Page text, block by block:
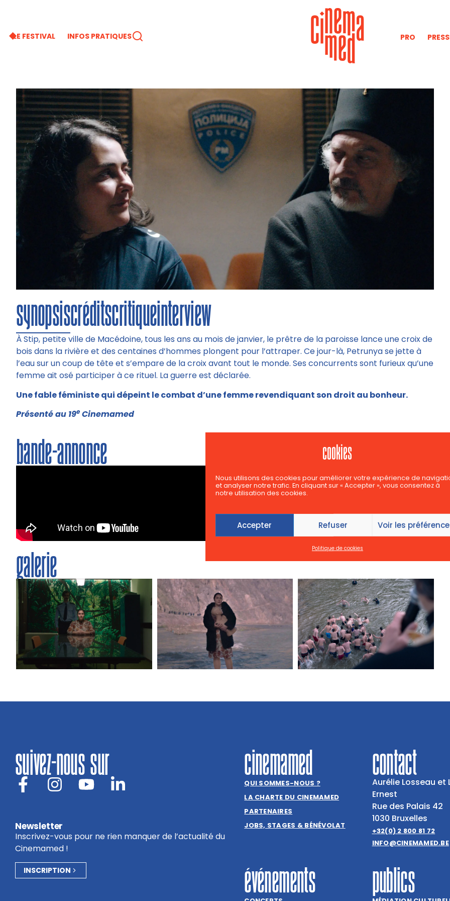
cookies
Nous utilisons des cookies pour améliorer votre expérience de
et analyser notre trafic. En cliquant sur « Accepter », vous consentez à
notre utilisation des cookies.
Accepter Refuser Voir les
Politique de cookies
LE FESTIVAL INFOS PRATIQUES PRO
synopsiscréditscritiqueinterview
À Stip, petite ville de Macédoine, tous les ans au mois de janvier, le prêtre de la paroisse lance une croix de
bois dans la rivière et des centaines d’hommes plongent pour l’attraper. Ce jour-là, Petrunya se jette à
l’eau sur un coup de tête et s’empare de la croix avant tout le monde. Ses concurrents sont furieux qu’une
femme ait osé participer à ce rituel. La guerre est déclarée.
Une fable féministe qui dépeint le combat d’une femme revendiquant son droit au bonheur.
Présenté au 19e Cinemamed
bande-annonce
galerie
suivez-nous sur
Newsletter
Inscrivez-vous pour ne rien manquer de l’actualité du
Cinemamed !
INSCRIPTION
cinemamed
QUI SOMMES-NOUS ?
LA CHARTE DU CINEMAMED
PARTENAIRES
JOBS, STAGES & BÉNÉVOLAT
contact
Aurélie Losseau et
Ernest
Rue des Palais 42
1030 Bruxelles
+32(0) 2 800 81 72
INFO@CINEMAMED.BE
événements publics